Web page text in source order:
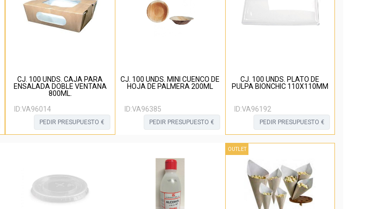
CJ. 100 UNDS. CAJA PARA
ENSALADA DOBLE VENTANA
800ML.
ID:VA96014
PEDIR PRESUPUESTO €
CJ. 100 UNDS. MINI CUENCO DE
HOJA DE PALMERA 200ML
ID:VA96385
PEDIR PRESUPUESTO €
CJ. 100 UNDS. PLATO DE
PULPA BIONCHIC 110X110MM
ID:VA96192
PEDIR PRESUPUESTO €
OUTLET